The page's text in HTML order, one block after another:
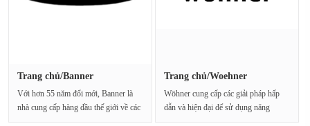
Trang chủ/Banner
Với hơn 55 năm đổi mới, Banner là
nhà cung cấp hàng đầu thế giới về các
Trang chủ/Woehner
Wöhner cung cấp các giải pháp hấp
dẫn và hiện đại để sử dụng năng